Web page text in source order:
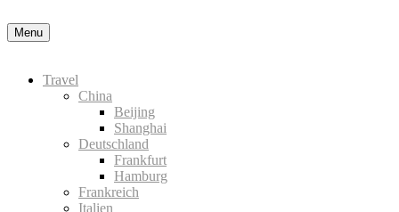
Menu
Travel
China
Beijing
Shanghai
Deutschland
Frankfurt
Hamburg
Frankreich
Italien
Okay, thanks